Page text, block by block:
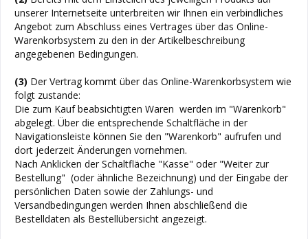
unserer Internetseite unterbreiten wir Ihnen ein verbindliches
Angebot zum Abschluss eines Vertrages über das Online-
Warenkorbsystem zu den in der Artikelbeschreibung
angegebenen Bedingungen.
(3) Der Vertrag kommt über das Online-Warenkorbsystem wie
folgt zustande:
Die zum Kauf beabsichtigten Waren werden im "Warenkorb"
abgelegt. Über die entsprechende Schaltfläche in der
Navigationsleiste können Sie den "Warenkorb" aufrufen und
dort jederzeit Änderungen vornehmen.
Nach Anklicken der Schaltfläche "Kasse" oder "Weiter zur
Bestellung" (oder ähnliche Bezeichnung) und der Eingabe der
persönlichen Daten sowie der Zahlungs- und
Versandbedingungen werden Ihnen abschließend die
Bestelldaten als Bestellübersicht angezeigt.